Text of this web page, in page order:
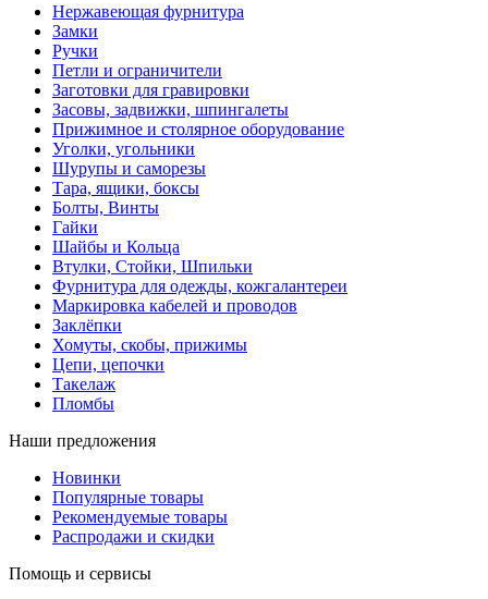
Нержавеющая фурнитура
Замки
Ручки
Петли и ограничители
Заготовки для гравировки
Засовы, задвижки, шпингалеты
Прижимное и столярное оборудование
Уголки, угольники
Шурупы и саморезы
Тара, ящики, боксы
Болты, Винты
Гайки
Шайбы и Кольца
Втулки, Стойки, Шпильки
Фурнитура для одежды, кожгалантереи
Маркировка кабелей и проводов
Заклёпки
Хомуты, скобы, прижимы
Цепи, цепочки
Такелаж
Пломбы
Наши предложения
Новинки
Популярные товары
Рекомендуемые товары
Распродажи и скидки
Помощь и сервисы